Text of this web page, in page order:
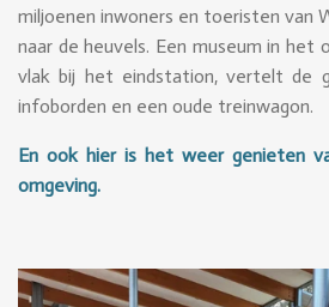
miljoenen inwoners en toeristen van
naar de heuvels. Een museum in het
vlak bij het eindstation, vertelt de
infoborden en een oude treinwagon.
En ook hier is het weer genieten
omgeving.